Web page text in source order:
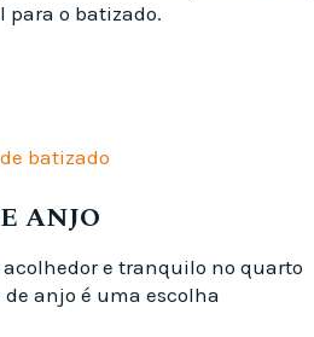
para o batizado.
ANJO
e tranquilo no quarto
anjo é uma escolha